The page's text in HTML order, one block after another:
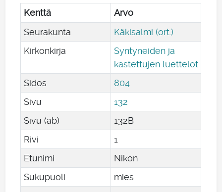
Kenttä
Arvo
Seurakunta
Käkisalmi (ort.)
Kirkonkirja
Syntyneiden ja
kastettujen luettelot
Sidos
804
Sivu
132
Sivu (ab)
132B
Rivi
1
Etunimi
Nikon
Sukupuoli
mies